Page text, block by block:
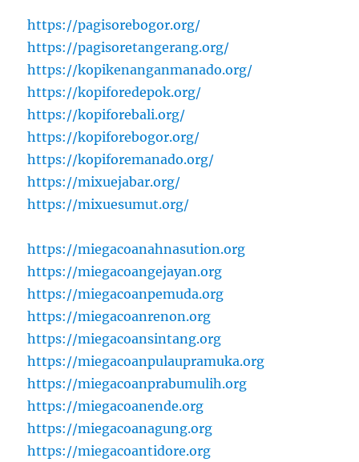
https://pagisorebogor.org/
https://pagisoretangerang.org/
https://kopikenanganmanado.org/
https://kopiforedepok.org/
https://kopiforebali.org/
https://kopiforebogor.org/
https://kopiforemanado.org/
https://mixuejabar.org/
https://mixuesumut.org/
https://miegacoanahnasution.org
https://miegacoangejayan.org
https://miegacoanpemuda.org
https://miegacoanrenon.org
https://miegacoansintang.org
https://miegacoanpulaupramuka.org
https://miegacoanprabumulih.org
https://miegacoanende.org
https://miegacoanagung.org
https://miegacoantidore.org